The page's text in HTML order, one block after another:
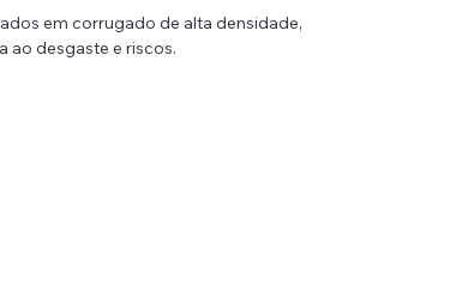
em corrugado de alta densidade,
ao desgaste e riscos.